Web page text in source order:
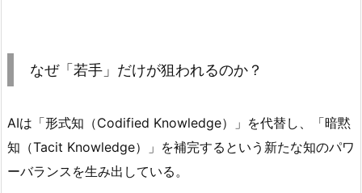
なぜ「若手」だけが狙われるのか？
AIは「形式知（Codified Knowledge）」を代替し、「暗黙
知（Tacit Knowledge）」を補完するという新たな知のパワ
ーバランスを生み出している。